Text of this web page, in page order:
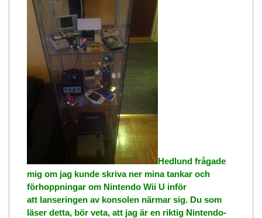
Hedlund frågade
mig om jag kunde skriva ner mina tankar och
förhoppningar om Nintendo Wii U inför
att lanseringen av konsolen närmar sig. Du som
läser detta, bör veta, att jag är en riktig Nintendo-